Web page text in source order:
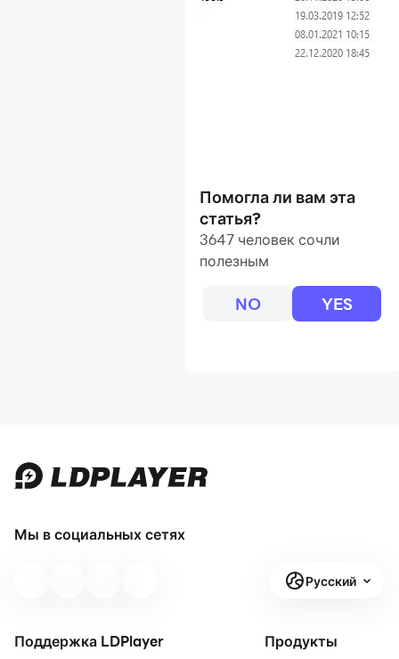
Помогла ли вам эта
статья?
3647 человек сочли
полезным
NO YES
Мы в социальных сетях
Русский
Поддержка LDPlayer Продукты